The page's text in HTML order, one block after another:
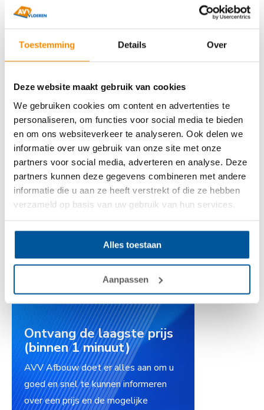
Toestemming Details Over
Deze website maakt gebruik van cookies
We gebruiken cookies om content en advertenties te
personaliseren, om functies voor social media te bieden
en om ons websiteverkeer te analyseren. Ook delen we
informatie over uw gebruik van onze site met onze
partners voor social media, adverteren en analyse. Deze
partners kunnen deze gegevens combineren met andere
informatie die u aan ze heeft verstrekt of die ze hebben
verzameld op basis van uw gebruik van hun services.
Alles toestaan
Aanpassen
Geschreven door
Barry Appels
Sinds 1998 eigenaar van AVV Vloeren
B.V. Uitgegroeid van specialist in
zandcement dekvloeren tot
totaalleverancier van
vloeroplossingen voor de particuliere
markt. Gespecialiseerd in
anhydrietvloeren, schuimbeton en
duurzame vloeroplossingen voor
Meer over Barry Appels
Ontvang de laagste prijs
(binnen 1 minuut)
AVV Afbouw doet er alles aan om u
goed en snel te kunnen informeren
over een prijs en de mogelijke